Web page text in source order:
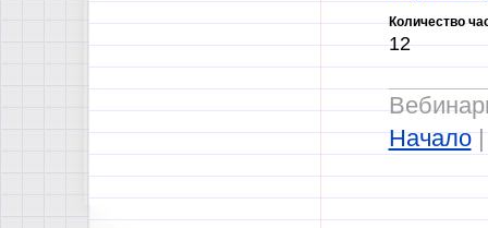
Количество
12
Начало